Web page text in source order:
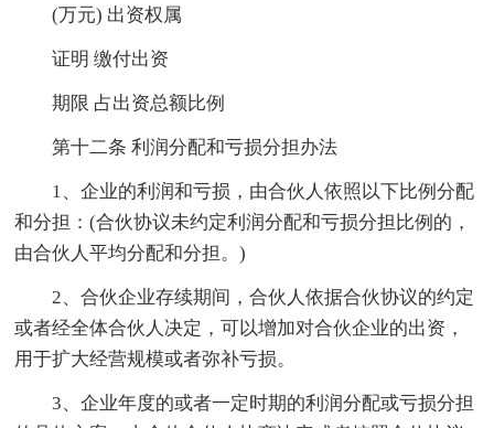
(万元) 出资权属
证明 缴付出资
期限 占出资总额比例
第十二条 利润分配和亏损分担办法
1、企业的利润和亏损，由合伙人依照以下比例分配
和分担：(合伙协议未约定利润分配和亏损分担比例的，
由合伙人平均分配和分担。)
2、合伙企业存续期间，合伙人依据合伙协议的约定
或者经全体合伙人决定，可以增加对合伙企业的出资，
用于扩大经营规模或者弥补亏损。
3、企业年度的或者一定时期的利润分配或亏损分担